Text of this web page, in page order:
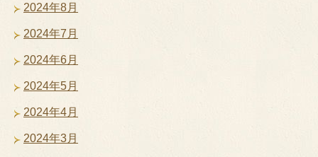
2024年8月
2024年7月
2024年6月
2024年5月
2024年4月
2024年3月